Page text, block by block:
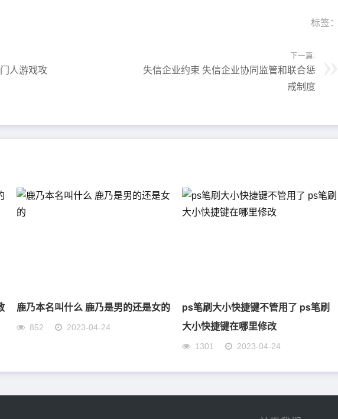
标签：
人游戏攻
下一篇:
失信企业约束 失信企业协同监管和联合惩
戒制度
鹿乃本名叫什么 鹿乃是男的还是女的
852 2023-04-24
ps笔刷大小快捷键不管用了 ps笔刷
大小快捷键在哪里修改
1301 2023-04-24